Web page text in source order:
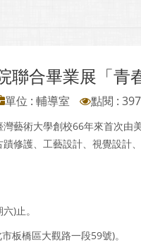
合畢業展「青
單位 : 輔導室 點閱 :
藝術大學創校66年來首次
修護、工藝設計、視覺設計
)止。
板橋區大觀路一段59號)。